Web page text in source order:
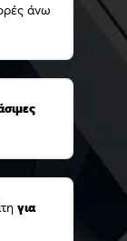
άνω
για